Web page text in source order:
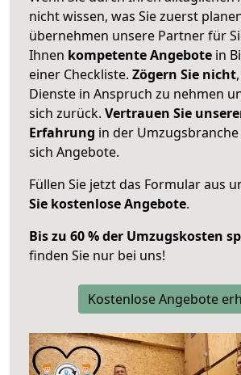
nicht wissen, was Sie zuerst
übernehmen unsere Partner für
Ihnen kompetente Angebote in
einer Checkliste. Zögern Sie nicht
Dienste in Anspruch zu nehmen
sich zurück. Vertrauen Sie
Erfahrung in der
sich Angebote.
Füllen Sie jetzt das Formular aus
Sie kostenlose Angebote.
Bis zu 60 % der Umzugskosten
finden Sie nur bei uns!
Kostenlose Angebote